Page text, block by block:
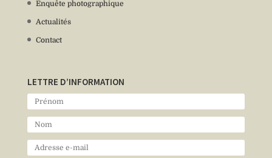
Enquête photographique
Actualités
Contact
LETTRE D’INFORMATION